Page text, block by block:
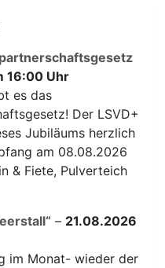
16:00 Uhr
es das
Der LSVD+
Jubiläums herzlich
am 08.08.2026
& Fiete, Pulverteich
– 21.08.2026
im Monat- wieder der